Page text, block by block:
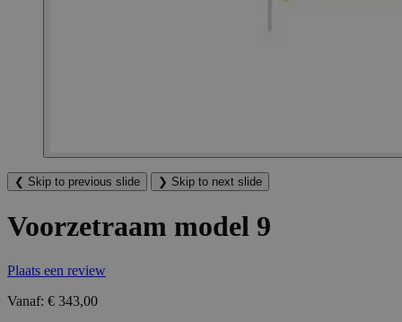
❮ Skip to previous slide ❯ Skip to next slide
Voorzetraam model 9
Plaats een review
Vanaf: € 343,00